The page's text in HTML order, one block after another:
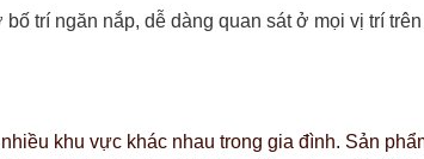
trí ngăn nắp, dễ dàng quan sát ở mọi vị trí trên
khu vực khác nhau trong gia đình. Sản